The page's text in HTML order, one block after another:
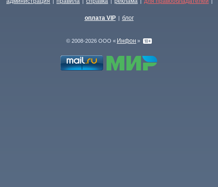
оплата VIP | блог
© 2008-2026 ООО « Инфон »